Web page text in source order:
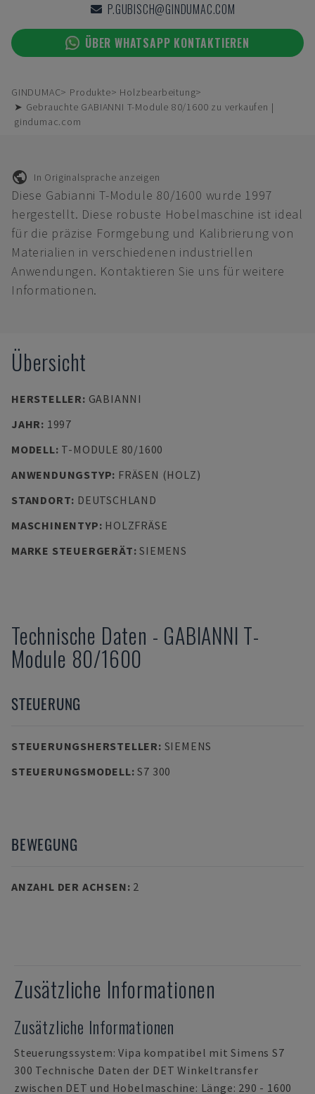
P.GUBISCH@GINDUMAC.COM
ÜBER WHATSAPP KONTAKTIEREN
GINDUMAC Produkte
Holzbearbeitung
➤ Gebrauchte GABIANNI T-Module 80/1600 zu verkaufen |
gindumac.com
In Originalsprache anzeigen
Diese Gabianni T-Module 80/1600 wurde 1997
hergestellt. Diese robuste Hobelmaschine ist ideal
für die präzise Formgebung und Kalibrierung von
Materialien in verschiedenen industriellen
Anwendungen. Kontaktieren Sie uns für weitere
Informationen.
Übersicht
HERSTELLER: GABIANNI
JAHR: 1997
MODELL: T-MODULE 80/1600
ANWENDUNGSTYP: FRÄSEN (HOLZ)
STANDORT: DEUTSCHLAND
MASCHINENTYP: HOLZFRÄSE
MARKE STEUERGERÄT:SIEMENS
Technische Daten - GABIANNI T-
Module 80/1600
STEUERUNG
STEUERUNGSHERSTELLER: SIEMENS
STEUERUNGSMODELL:S7 300
BEWEGUNG
ANZAHL DER ACHSEN: 2
Zusätzliche Informationen
Zusätzliche Informationen
Steuerungssystem: Vipa kompatibel mit Simens S7
300 Technische Daten der DET Winkeltransfer
zwischen DET und Hobelmaschine: Länge: 290 - 1600